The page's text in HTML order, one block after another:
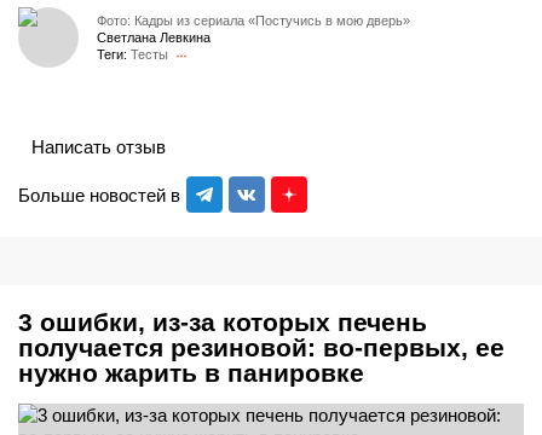
Фото: Кадры из сериала «Постучись в мою дверь»
Светлана Левкина
Теги: Тесты
Больше новостей в
Написать отзыв
3 ошибки, из-за которых печень
получается резиновой: во-первых, ее
нужно жарить в панировке